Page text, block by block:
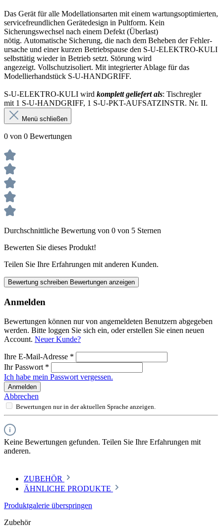
Das Gerät für alle Modellationsarten mit einem wartungsoptimierten,
servicefreundlichen Gerätedesign in Pultform. Kein
Sicherungswechsel nach einem Defekt (Überlast)
nötig. Automatische Sicherung, die nach dem Beheben der Fehler­
ursache und einer kurzen Betriebspause den S-U-ELEKTRO-KULI
selbsttätig wieder in Betrieb setzt. Störung wird
angezeigt. Vollschutzisoliert. Mit integrierter Ablage für das
Modellierhandstück S-U-HANDGRIFF.
S-U-ELEKTRO-KULI wird komplett geliefert als: Tischregler
mit 1 S-U-HANDGRIFF, 1 S-U-PKT-AUFSATZINSTR. Nr. II.
Menü schließen
0 von 0 Bewertungen
Durchschnittliche Bewertung von 0 von 5 Sternen
Bewerten Sie dieses Produkt!
Teilen Sie Ihre Erfahrungen mit anderen Kunden.
Bewertung schreiben Bewertungen anzeigen
Anmelden
Bewertungen können nur von angemeldeten Benutzern abgegeben
werden. Bitte loggen Sie sich ein, oder erstellen Sie einen neuen
Account. Neuer Kunde?
Ihre E-Mail-Adresse *
Ihr Passwort *
Ich habe mein Passwort vergessen.
Anmelden
Abbrechen
Bewertungen nur in der aktuellen Sprache anzeigen.
Keine Bewertungen gefunden. Teilen Sie Ihre Erfahrungen mit
anderen.
ZUBEHÖR
ÄHNLICHE PRODUKTE
Produktgalerie überspringen
Zubehör